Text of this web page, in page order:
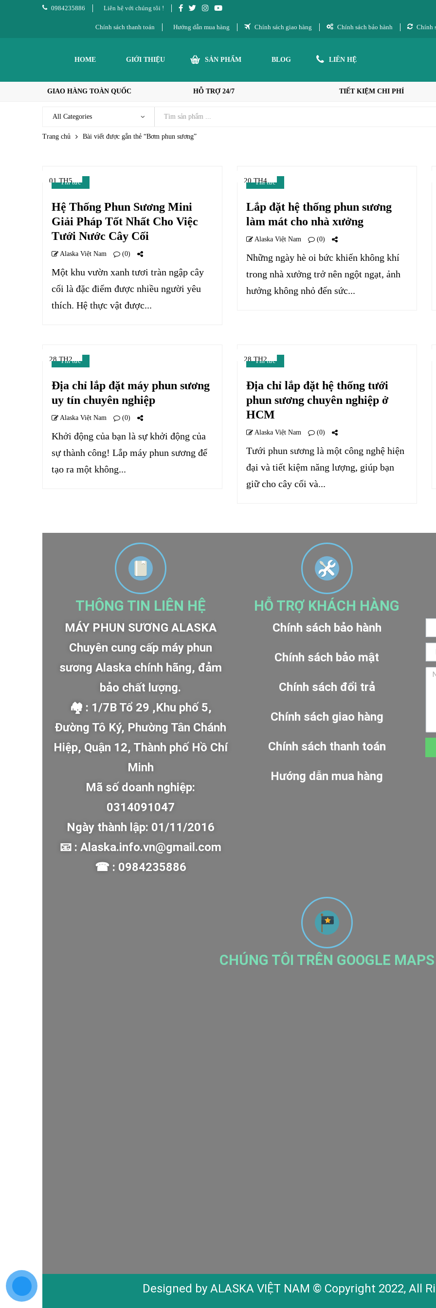
0984235886 Liên hệ với chúng tôi !
Chính sách thanh toán Hướng dẫn mua hàng Chính sách giao hàng Chính sách bảo hành Chính
HOME GIỚI THIỆU SẢN PHẨM BLOG LIÊN HỆ
GIAO HÀNG TOÀN QUỐC HỖ TRỢ 24/7 TIẾT KIỆM CHI PHÍ
Trang chủ Bài viết được gắn thẻ “Bơm phun sương”
01 TH5
Tin tức
Hệ Thống Phun Sương Mini
Giải Pháp Tốt Nhất Cho Việc
Tưới Nước Cây Cối
Alaska Việt Nam (0)
Một khu vườn xanh tươi tràn ngập cây
cối là đặc điểm được nhiều người yêu
thích. Hệ thực vật được...
20 TH4
Tin tức
Lắp đặt hệ thống phun sương
làm mát cho nhà xưởng
Alaska Việt Nam (0)
Những ngày hè oi bức khiến không khí
trong nhà xưởng trở nên ngột ngạt, ảnh
hưởng không nhỏ đến sức...
28 TH2
Tin tức
Địa chỉ lắp đặt máy phun sương
uy tín chuyên nghiệp
Alaska Việt Nam (0)
Khởi động của bạn là sự khởi động của
sự thành công! Lắp máy phun sương để
tạo ra một không...
28 TH2
Tin tức
Địa chỉ lắp đặt hệ thống tưới
phun sương chuyên nghiệp ở
HCM
Alaska Việt Nam (0)
Tưới phun sương là một công nghệ hiện
đại và tiết kiệm năng lượng, giúp bạn
giữ cho cây cối và...
THÔNG TIN LIÊN HỆ
MÁY PHUN SƯƠNG ALASKA
Chuyên cung cấp máy phun
sương Alaska chính hãng, đảm
bảo chất lượng.
🏘 : 1/7B Tổ 29 ,Khu phố 5,
Đường Tô Ký, Phường Tân Chánh
Hiệp, Quận 12, Thành phố Hồ Chí
Minh
Mã số doanh nghiệp:
0314091047
Ngày thành lập: 01/11/2016
📧 : Alaska.info.vn@gmail.com
☎ : 0984235886
HỖ TRỢ KHÁCH HÀNG
Chính sách bảo hành
Chính sách bảo mật
Chính sách đổi trả
Chính sách giao hàng
Chính sách thanh toán
Hướng dẫn mua hàng
CHÚNG TÔI TRÊN GOOGLE MAPS
Designed by ALASKA VIỆT NAM © Copyright 2022, All